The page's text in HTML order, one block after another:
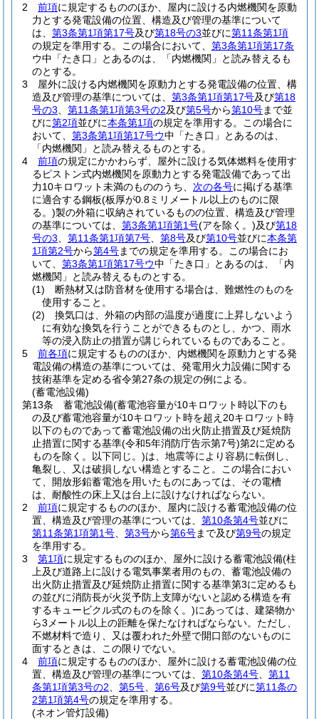
2
前項に規定するもののほか、屋内に設ける内燃機関を原動
力とする発電設備の位置、構造及び管理の基準について
は、 第3条第1項第17号及び第18号の3並びに第11条第1項
の規定を準用する。
この場合において、 第3条第1項第17条
ウ中「たき口」とあるのは、「内燃機関」と読み替えるも
のとする。
3
屋外に設ける内燃機関を原動力とする発電設備の位置、構
造及び管理の基準については、 第3条第1項第17号及び第18
号の3
第11条第1項第3号の2及び第5号から第10号まで並
びに第2項並びに本条第1項の規定を準用する。
この場合に
おいて、 第3条第1項第17号ウ中「たき口」とあるのは、
「内燃機関」と読み替えるものとする。
4
前項の規定にかかわらず、屋外に設ける気体燃料を使用す
るピストン式内燃機関を原動力とする発電設備であって出
力10キロワット未満のもののうち、 次の各号に掲げる基準
に適合する鋼板(板厚が0.8ミリメートル以上のものに限
る。)製の外箱に収納されているものの位置、構造及び管理
の基準については、 第3条第1項第1号(アを除く。)及び第18
号の3
第11条第1項第7号 第8号及び第10号並びに本条第
1項第2号から第4号までの規定を準用する。
この場合にお
いて、 第3条第1項第17号ウ中「たき口」とあるのは、「内
燃機関」と読み替えるものとする。
(1)
断熱材又は防音材を使用する場合は、難燃性のものを
使用すること。
(2)
換気口は、外箱の内部の温度が過度に上昇しないよう
に有効な換気を行うことができるものとし、かつ、雨水
等の浸入防止の措置が講じられているものであること。
5
前各項に規定するもののほか、内燃機関を原動力とする発
電設備の構造の基準については、発電用火力設備に関する
技術基準を定める省令第27条の規定の例による。
(蓄電池設備)
第13条
蓄電池設備(蓄電池容量が10キロワット時以下のも
の及び蓄電池容量が10キロワット時を超え20キロワット時
以下のものであって蓄電池設備の出火防止措置及び延焼防
止措置に関する基準(令和5年消防庁告示第7号)第2に定める
ものを除く。以下同じ。)は、地震等により容易に転倒し、
亀裂し、又は破損しない構造とすること。
この場合におい
て、開放形鉛蓄電池を用いたものにあっては、その電槽
は、耐酸性の床上又は台上に設けなければならない。
2
前項に規定するもののほか、屋内に設ける蓄電池設備の位
置、構造及び管理の基準については、 第10条第4号並びに
第11条第1項第1号
第3号から第6号まで及び第9号の規定
を準用する。
3
第1項に規定するもののほか、屋外に設ける蓄電池設備(柱
上及び道路上に設ける電気事業者用のもの、蓄電池設備の
出火防止措置及び延焼防止措置に関する基準第3に定めるも
の並びに消防長が火災予防上支障がないと認める構造を有
するキュービクル式のものを除く。)にあっては、建築物か
ら3メートル以上の距離を保たなければならない。 ただし、
不燃材料で造り、又は覆われた外壁で開口部のないものに
面するときは、この限りでない。
4
前項に規定するもののほか、屋外に設ける蓄電池設備の位
置、構造及び管理の基準については、 第10条第4号
第11
条第1項第3号の2
第5号 第6号及び第9号並びに第11条の
2第1項第4号の規定を準用する。
(ネオン管灯設備)